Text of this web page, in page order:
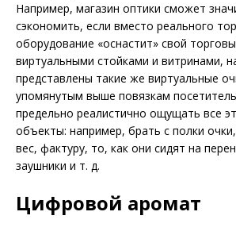
Например, магазин оптики сможет
сэкономить, если вместо реального
оборудование «оснастит» свой
виртуальными стойками и витринами,
представлены такие же виртуальные
упомянутым выше повязкам
предельно реалистично ощущать все
объекты: например, брать с полки
вес, фактуру, то, как они сидят на
заушники и т. д.
Цифровой аромат